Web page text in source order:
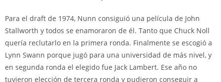
Para el draft de 1974, Nunn consiguió una película de John
Stallworth y todos se enamoraron de él. Tanto que Chuck Noll
quería reclutarlo en la primera ronda. Finalmente se escogió a
Lynn Swann porque jugó para una universidad de más nivel, y
en segunda ronda el elegido fue Jack Lambert. Ese año no
tuvieron elección de tercera ronda y pudieron conseguir a